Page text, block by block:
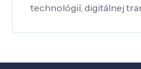
technológií, digitálnej